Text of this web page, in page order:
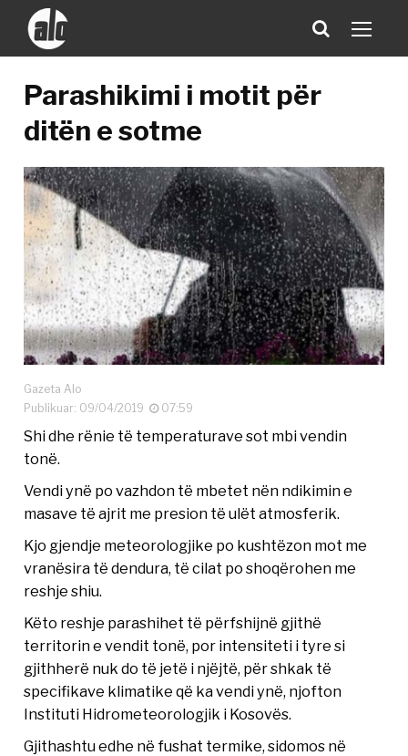
Parashikimi i motit për
ditën e sotme
Gazeta Alo
Publikuar: 09/04/2019
07:59
Shi dhe rënie të temperaturave sot mbi vendin
tonë.
Vendi ynë po vazhdon të mbetet nën ndikimin e
masave të ajrit me presion të ulët atmosferik.
Kjo gjendje meteorologjike po kushtëzon mot me
vranësira të dendura, të cilat po shoqërohen me
reshje shiu.
Këto reshje parashihet të përfshijnë gjithë
territorin e vendit tonë, por intensiteti i tyre si
gjithherë nuk do të jetë i njëjtë, për shkak të
specifikave klimatike që ka vendi ynë, njofton
Instituti Hidrometeorologjik i Kosovës.
Gjithashtu edhe në fushat termike, sidomos në